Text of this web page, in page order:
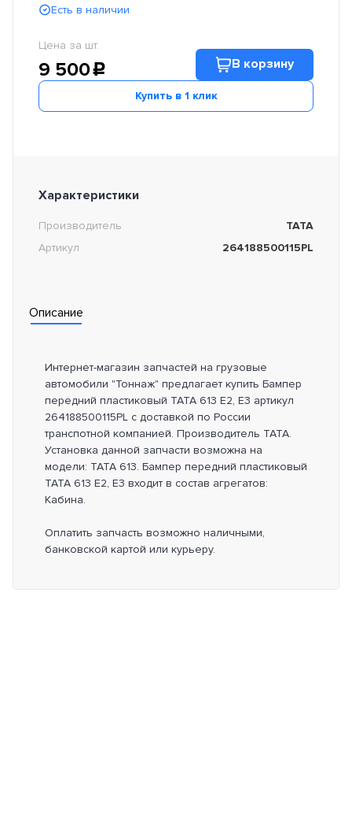
Есть в наличии
Цена за шт.
9 500c В корзину
Купить в 1 клик
Характеристики
Производитель
TATA
Артикул
264188500115PL
Описание
Интернет-магазин запчастей на грузовые
автомобили "Тоннаж" предлагает купить Бампер
передний пластиковый TATA 613 E2, E3 артикул
264188500115PL с доставкой по России
транспотной компанией. Производитель TATA.
Установка данной запчасти возможна на
модели: TATA 613. Бампер передний пластиковый
TATA 613 E2, E3 входит в состав агрегатов:
Кабина.
Оплатить запчасть возможно наличными,
банковской картой или курьеру.